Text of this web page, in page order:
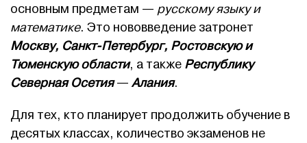
основным предметам — русскому языку и
математике. Это нововведение затронет
Москву, Санкт-Петербург, Ростовскую и
Тюменскую области, а также Республику
Северная Осетия—Алания.
Для тех, кто планирует продолжить обучение в
десятых классах, количество экзаменов не